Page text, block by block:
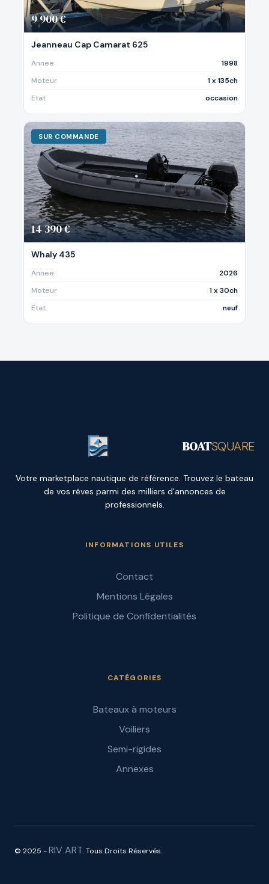
9 900 €
Jeanneau Cap Camarat 625
Annee
1998
Moteur
1 x 135ch
Etat
occasion
SUR COMMANDE
14 390 €
Whaly 435
Annee
2026
Moteur
1 x 30ch
Etat
neuf
BOATSQUARE
Votre marketplace nautique de référence. Trouvez le bateau
de vos rêves parmi des milliers d'annonces de
professionnels.
INFORMATIONS UTILES
Contact
Mentions Légales
Politique de Confidentialités
CATÉGORIES
Bateaux à moteurs
Voiliers
Semi-rigides
Annexes
© 2025 -RIV ART. Tous Droits Réservés.